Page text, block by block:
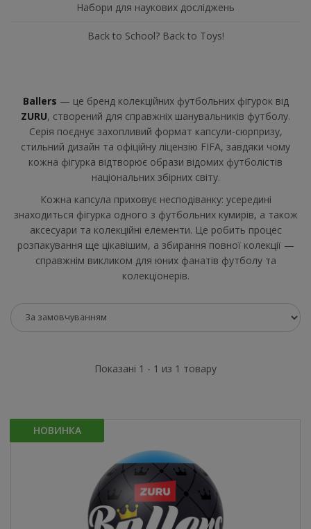
Набори для наукових досліджень
Back to School? Back to Toys!
Ballers — це бренд колекційних футбольних фігурок від
ZURU, створений для справжніх шанувальників футболу.
Серія поєднує захопливий формат капсули-сюрпризу,
стильний дизайн та офіційну ліцензію FIFA, завдяки чому
кожна фігурка відтворює образи відомих футболістів
національних збірних світу.
Кожна капсула приховує несподіванку: усередині
знаходиться фігурка одного з футбольних кумирів, а також
аксесуари та колекційні елементи. Це робить процес
розпакування ще цікавішим, а збирання повної колекції —
справжнім викликом для юних фанатів футболу та
колекціонерів.
Показані 1 - 1 из 1 товару
НОВИНКА